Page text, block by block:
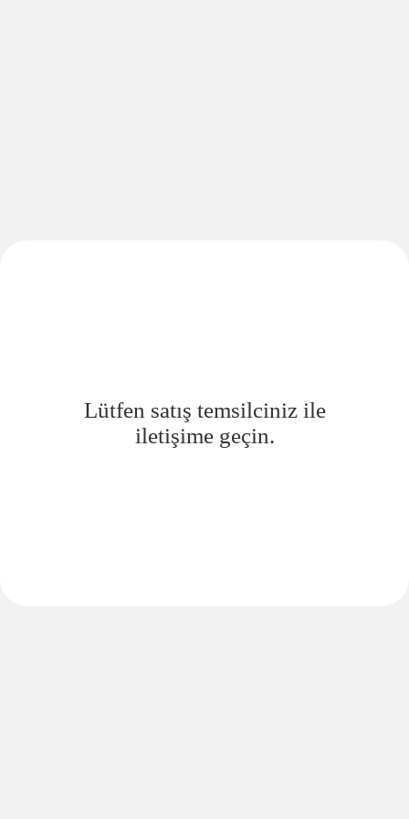
Lütfen satış temsilciniz ile
iletişime geçin.